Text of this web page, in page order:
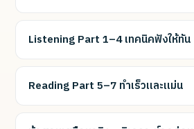
Listening Part 1–4 เทคนิคฟังให้ทัน
Reading Part 5–7 ทำเร็วและแม่น